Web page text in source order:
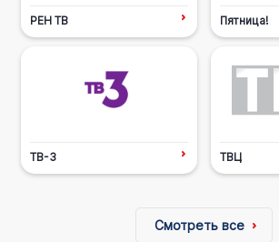
РЕН ТВ Пятница!
ТВ-3 ТВЦ
Смотреть все